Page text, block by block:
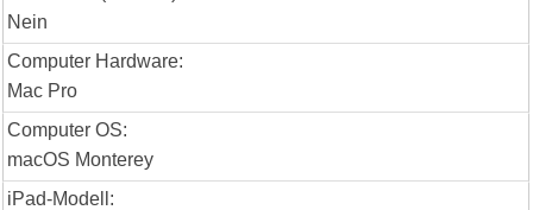
Nein
Computer Hardware:
Mac Pro
Computer OS:
macOS Monterey
iPad-Modell: